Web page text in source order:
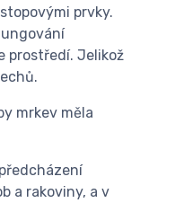
prvky.
prostředí. Jelikož
mrkev měla
a rakoviny, a v